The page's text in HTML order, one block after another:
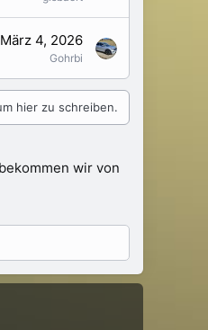
März 4, 2026
Gohrbi
hier zu schreiben.
wir von